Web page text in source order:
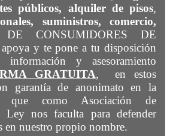
públicos, alquiler de pisos,
suministros, comercio,
CONSUMIDORES DE
y te pone a tu disposición
y asesoramiento
GRATUITA, en estos
garantía de anonimato en la
que como Asociación de
Ley nos faculta para defender
en nuestro propio nombre.